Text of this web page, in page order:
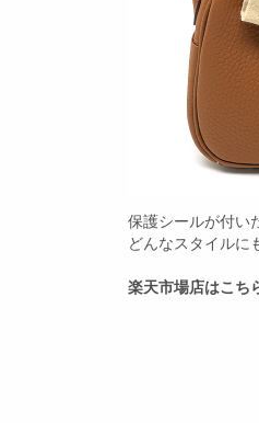
保護シールが付い
どんなスタイルに
楽天市場店はこ